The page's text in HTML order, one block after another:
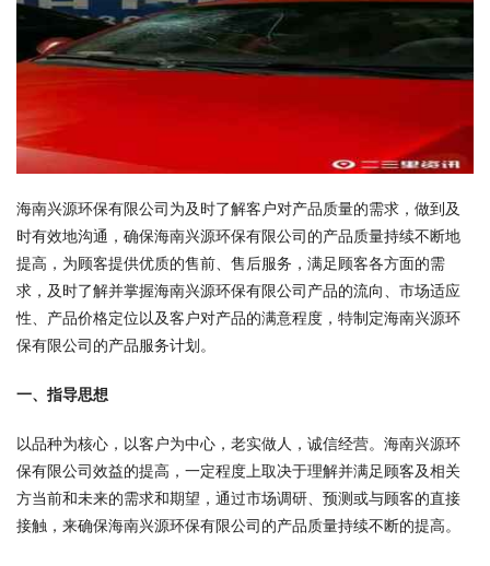
海南兴源环保有限公司为及时了解客户对产品质量的需求，做到及
时有效地沟通，确保海南兴源环保有限公司的产品质量持续不断地
提高，为顾客提供优质的售前、售后服务，满足顾客各方面的需
求，及时了解并掌握海南兴源环保有限公司产品的流向、市场适应
性、产品价格定位以及客户对产品的满意程度，特制定海南兴源环
保有限公司的产品服务计划。
一、指导思想
以品种为核心，以客户为中心，老实做人，诚信经营。海南兴源环
保有限公司效益的提高，一定程度上取决于理解并满足顾客及相关
方当前和未来的需求和期望，通过市场调研、预测或与顾客的直接
接触，来确保海南兴源环保有限公司的产品质量持续不断的提高。